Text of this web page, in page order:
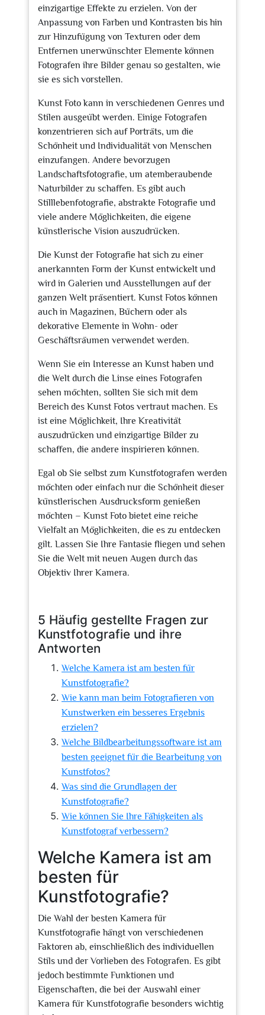
einzigartige Effekte zu erzielen. Von der
Anpassung von Farben und Kontrasten bis hin
zur Hinzufügung von Texturen oder dem
Entfernen unerwünschter Elemente können
Fotografen ihre Bilder genau so gestalten, wie
sie es sich vorstellen.
Kunst Foto kann in verschiedenen Genres und
Stilen ausgeübt werden. Einige Fotografen
konzentrieren sich auf Porträts, um die
Schönheit und Individualität von Menschen
einzufangen. Andere bevorzugen
Landschaftsfotografie, um atemberaubende
Naturbilder zu schaffen. Es gibt auch
Stilllebenfotografie, abstrakte Fotografie und
viele andere Möglichkeiten, die eigene
künstlerische Vision auszudrücken.
Die Kunst der Fotografie hat sich zu einer
anerkannten Form der Kunst entwickelt und
wird in Galerien und Ausstellungen auf der
ganzen Welt präsentiert. Kunst Fotos können
auch in Magazinen, Büchern oder als
dekorative Elemente in Wohn- oder
Geschäftsräumen verwendet werden.
Wenn Sie ein Interesse an Kunst haben und
die Welt durch die Linse eines Fotografen
sehen möchten, sollten Sie sich mit dem
Bereich des Kunst Fotos vertraut machen. Es
ist eine Möglichkeit, Ihre Kreativität
auszudrücken und einzigartige Bilder zu
schaffen, die andere inspirieren können.
Egal ob Sie selbst zum Kunstfotografen werden
möchten oder einfach nur die Schönheit dieser
künstlerischen Ausdrucksform genießen
möchten – Kunst Foto bietet eine reiche
Vielfalt an Möglichkeiten, die es zu entdecken
gilt. Lassen Sie Ihre Fantasie fliegen und sehen
Sie die Welt mit neuen Augen durch das
Objektiv Ihrer Kamera.
5 Häufig gestellte Fragen zur
Kunstfotografie und ihre
Antworten
Welche Kamera ist am besten für
Kunstfotografie?
Wie kann man beim Fotografieren von
Kunstwerken ein besseres Ergebnis
erzielen?
Welche Bildbearbeitungssoftware ist am
besten geeignet für die Bearbeitung von
Kunstfotos?
Was sind die Grundlagen der
Kunstfotografie?
Wie können Sie Ihre Fähigkeiten als
Kunstfotograf verbessern?
Welche Kamera ist am
besten für
Kunstfotografie?
Die Wahl der besten Kamera für
Kunstfotografie hängt von verschiedenen
Faktoren ab, einschließlich des individuellen
Stils und der Vorlieben des Fotografen. Es gibt
jedoch bestimmte Funktionen und
Eigenschaften, die bei der Auswahl einer
Kamera für Kunstfotografie besonders wichtig